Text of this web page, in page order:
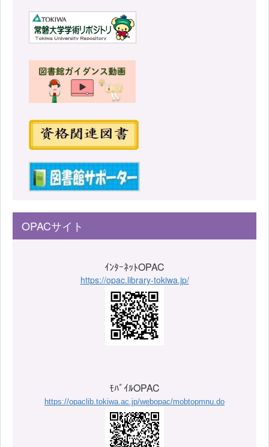
OPACサイト
ｲﾝﾀｰﾈｯﾄOPAC
https://opac.library-tokiwa.jp/
ﾓﾊﾞｲﾙOPAC
https://opaclib.tokiwa.ac.jp/webopac/mobtopmnu.do